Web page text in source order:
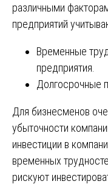
различными
предприятий
Временные
предприятия.
Долгосрочные
Для бизнесменов
убыточности
инвестиции в
временных
рискуют